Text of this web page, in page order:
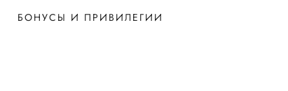
БОНУСЫ И ПРИВИЛЕГИИ